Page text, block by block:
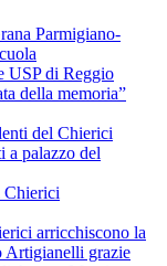
Parmigiano-
USP di Reggio
della memoria”
del Chierici
a palazzo del
Chierici
arricchiscono la
Artigianelli grazie